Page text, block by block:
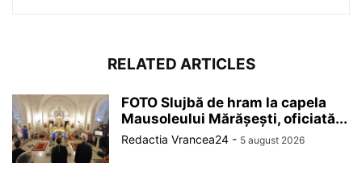
RELATED ARTICLES
FOTO Slujbă de hram la capela
Mausoleului Mărășești, oficiată...
Redactia Vrancea24 - 5 august 2026